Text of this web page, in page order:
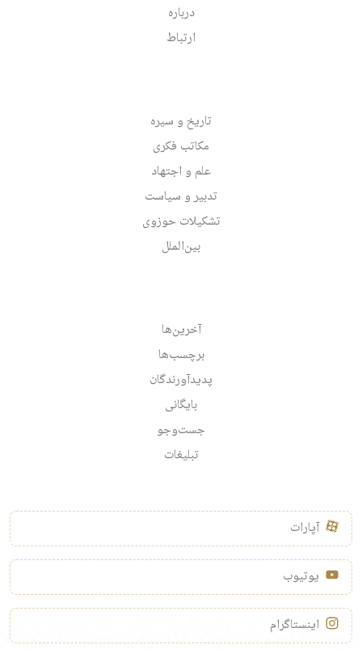
درباره
ارتباط
تاریخ و سیره
مکاتب فکری
علم و اجتهاد
تدبیر و سیاست
تشکیلات حوزوی
بین‌الملل
آخرین‌ها
برچسب‌ها
پدیدآورندگان
بایگانی
جست‌وجو
تبلیغات
آپارات
یوتیوب
اینستاگرام